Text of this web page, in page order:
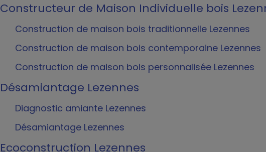
Constructeur de Maison Individuelle bois
Construction de maison bois traditionnelle Lezennes
Construction de maison bois contemporaine Lezennes
Construction de maison bois personnalisée Lezennes
Désamiantage Lezennes
Diagnostic amiante Lezennes
Désamiantage Lezennes
Ecoconstruction Lezennes